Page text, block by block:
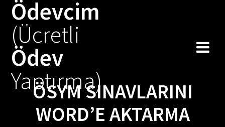
Ödevcim
(Ücretli
Ödev
Yaptırma)
ÖSYM SINAVLARINI
WORD’E AKTARMA